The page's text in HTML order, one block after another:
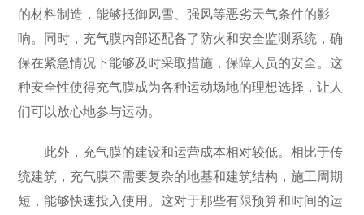
的材料制造，能够抵御风雪、强风等恶劣天气条件的影
响。同时，充气膜内部还配备了防火和安全监测系统，确
保在紧急情况下能够及时采取措施，保障人员的安全。这
种安全性使得充气膜成为各种运动场地的理想选择，让人
们可以放心地参与运动。
此外，充气膜的建设和运营成本相对较低。相比于传
统建筑，充气膜不需要复杂的地基和建筑结构，施工周期
短，能够快速投入使用。这对于那些有限预算和时间的运